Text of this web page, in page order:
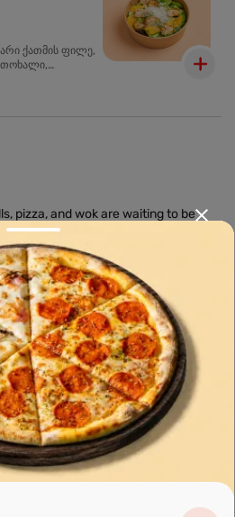
ქათმის ფილე,
pizza, and wok are waiting to be
nearest location and explore the
©OpenMapTilesData fromOpenStreetMap